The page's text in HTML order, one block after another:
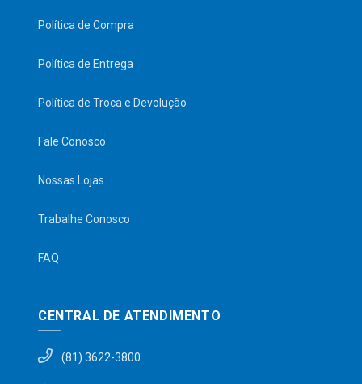
Política de Compra
Política de Entrega
Política de Troca e Devolução
Fale Conosco
Nossas Lojas
Trabalhe Conosco
FAQ
CENTRAL DE ATENDIMENTO
(81) 3622-3800